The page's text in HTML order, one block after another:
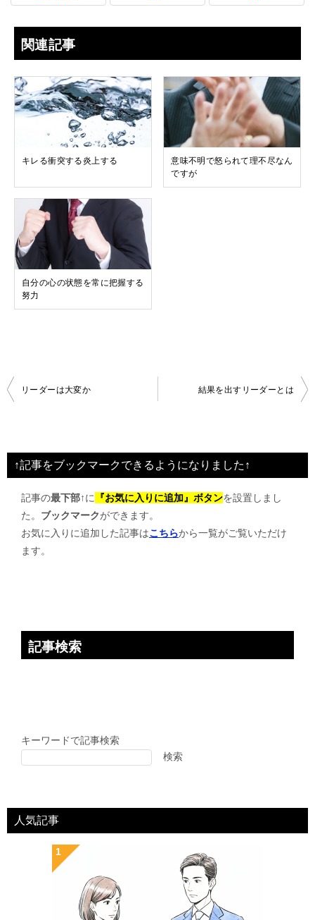
関連記事
キレる衝突する炎上する
意味不明で怒られて理不尽なん
ですが
自分の心の状態を常に把握する
努力
投
ビ
ゲ
リーダーは大変か 結果を出すリーダーとは
↑記事をブックマークできるようになりました↑
記事の最下部↑に 『お気に入りに追加』ボタンを設置しまし
た。 ブックマークができます。
お気に入りに追加した記事はこちらから一覧がご覧いただけ
ます。
記事検索
キーワードで記事検索
検索
人気記事